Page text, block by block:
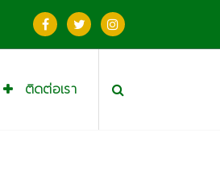
ติดต่อเรา